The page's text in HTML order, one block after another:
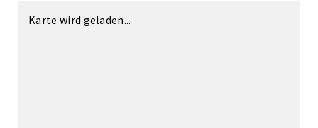
Karte wird geladen...